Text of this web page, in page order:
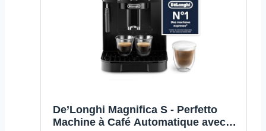
De’Longhi Magnifica S - Perfetto
Machine à Café Automatique avec